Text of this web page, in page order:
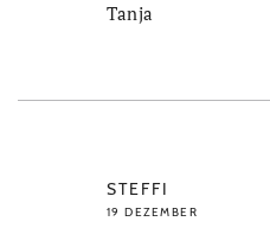
Tanja
STEFFI
19 DEZEMBER